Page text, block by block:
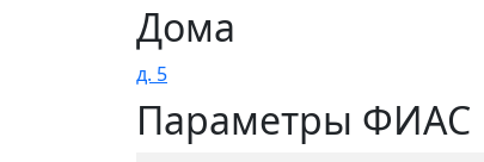
Дома
д. 5
Параметры ФИАС